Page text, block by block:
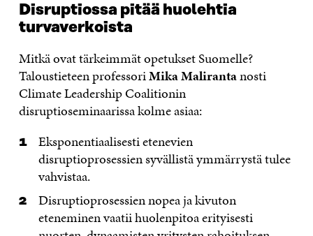
Disruptiossa pitää huolehtia
turvaverkoista
Mitkä ovat tärkeimmät opetukset Suomelle?
Taloustieteen professoriMika Malirantanosti
Climate Leadership Coalitionin
disruptioseminaarissa kolme asiaa:
Eksponentiaalisesti etenevien
disruptioprosessien syvällistä ymmärrystä tulee
vahvistaa.
Disruptioprosessien nopea ja kivuton
eteneminen vaatii huolenpitoa erityisesti